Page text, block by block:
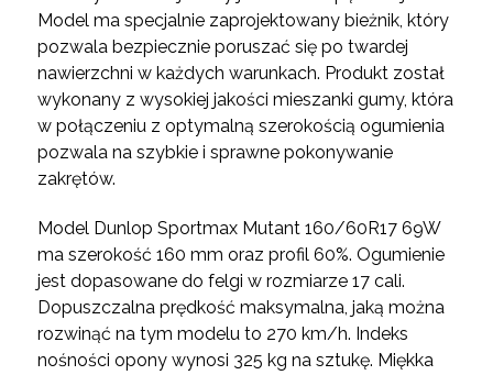
Model ma specjalnie zaprojektowany bieżnik, który
pozwala bezpiecznie poruszać się po twardej
nawierzchni w każdych warunkach. Produkt został
wykonany z wysokiej jakości mieszanki gumy, która
w połączeniu z optymalną szerokością ogumienia
pozwala na szybkie i sprawne pokonywanie
zakrętów.
Model Dunlop Sportmax Mutant 160/60R17 69W
ma szerokość 160 mm oraz profil 60%. Ogumienie
jest dopasowane do felgi w rozmiarze 17 cali.
Dopuszczalna prędkość maksymalna, jaką można
rozwinąć na tym modelu to 270 km/h. Indeks
nośności opony wynosi 325 kg na sztukę. Miękka